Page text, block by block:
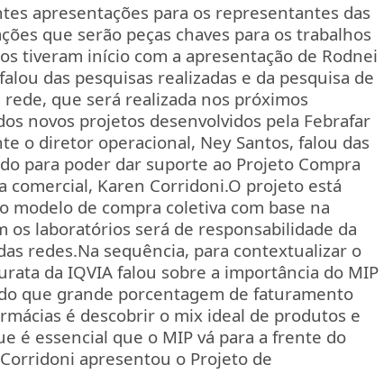
apresentações para os representantes das
que serão peças chaves para os trabalhos
tiveram início com a apresentação de Rodnei
das pesquisas realizadas e da pesquisa de
que será realizada nos próximos
novos projetos desenvolvidos pela Febrafar
o diretor operacional, Ney Santos, falou das
para poder dar suporte ao Projeto Compra
comercial, Karen Corridoni.O projeto está
de compra coletiva com base na
os laboratórios será de responsabilidade da
redes.Na sequência, para contextualizar o
da IQVIA falou sobre a importância do MIP
que grande porcentagem de faturamento
é descobrir o mix ideal de produtos e
é essencial que o MIP vá para a frente do
apresentou o Projeto de